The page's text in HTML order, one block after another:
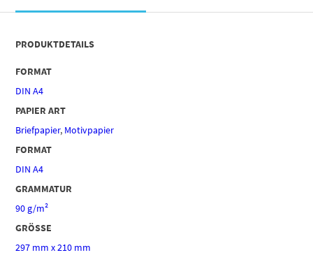
PRODUKTDETAILS
FORMAT
DIN A4
PAPIER ART
Briefpapier, Motivpapier
FORMAT
DIN A4
GRAMMATUR
90 g/m²
GRÖSSE
297 mm x 210 mm